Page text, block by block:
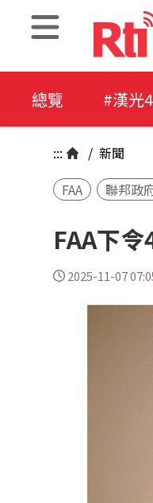
總覽 #漢光
::: / 新聞
FAA
聯邦政
FAA下
2025-11-07